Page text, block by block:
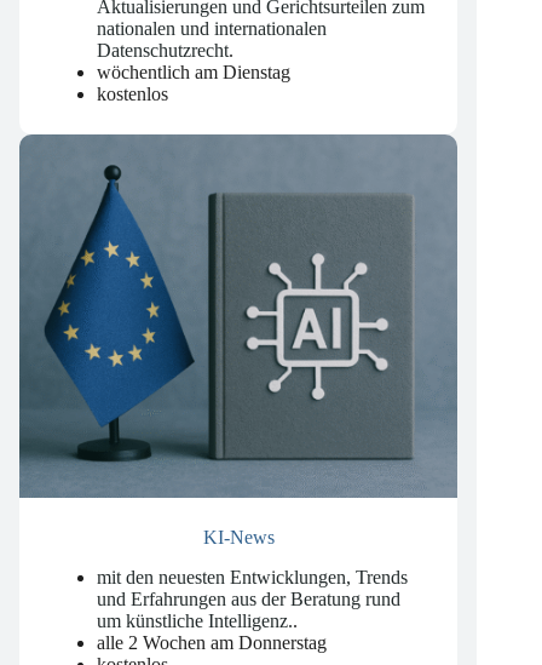
mit wichtigen Änderungen,
Aktualisierungen und Gerichtsurteilen zum
nationalen und internationalen
Datenschutzrecht.
wöchentlich am Dienstag
mit den neuesten Entwicklungen, Trends
und Erfahrungen aus der Beratung rund
um künstliche Intelligenz..